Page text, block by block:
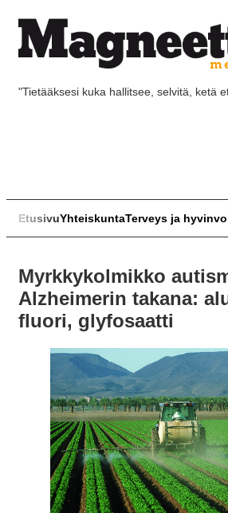
"Tietääksesi kuka hallitsee, selvitä, ketä
EtusivuYhteiskuntaTerveys ja
Myrkkykolmikko
Alzheimerin takana:
fluori, glyfosaatti